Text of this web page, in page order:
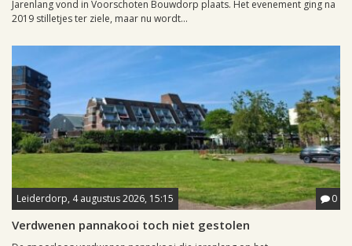
Jarenlang vond in Voorschoten Bouwdorp plaats. Het evenement ging na
2019 stilletjes ter ziele, maar nu wordt...
Leiderdorp, 4 augustus 2026, 15:15 0
Verdwenen pannakooi toch niet gestolen